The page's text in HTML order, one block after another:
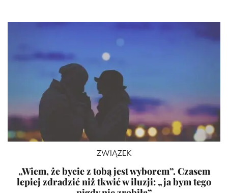
ZWIĄZEK
„Wiem, że bycie z tobą jest wyborem”. Czasem
lepiej zdradzić niż tkwić w iluzji: „ja bym tego